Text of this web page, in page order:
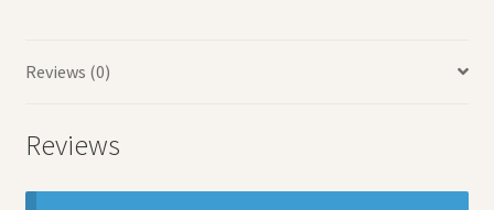
Reviews (0)
Reviews